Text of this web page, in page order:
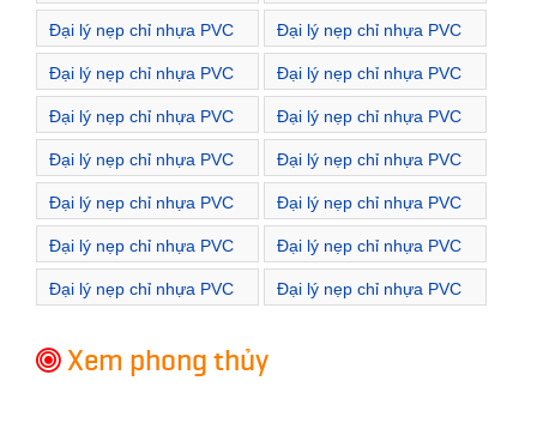
Đường Quỳnh Lôi
Đường Quỳnh Mai
Đại lý nẹp chỉ nhựa PVC
Đường Tam Trinh
Đại lý nẹp chỉ nhựa PVC
Đường Tây Kết
Đại lý nẹp chỉ nhựa PVC
Đường Tô Hiến Thành
Đại lý nẹp chỉ nhựa PVC
Đường Tạ Quang Bửu
Đại lý nẹp chỉ nhựa PVC
Đường Thanh Nhàn
Đại lý nẹp chỉ nhựa PVC
Đường Thái Phiên
Đại lý nẹp chỉ nhựa PVC
Đường Thể Giao
Đại lý nẹp chỉ nhựa PVC
Đường Thịnh Yên
Đại lý nẹp chỉ nhựa PVC
Đường Thọ Lão
Đại lý nẹp chỉ nhựa PVC
Đường Thi Sách
Đại lý nẹp chỉ nhựa PVC
Đường Thiền Quang
Đại lý nẹp chỉ nhựa PVC
Đường Trần Bình Trọng
Đại lý nẹp chỉ nhựa PVC
Đại lý nẹp chỉ nhựa PVC
Xem phong thủy